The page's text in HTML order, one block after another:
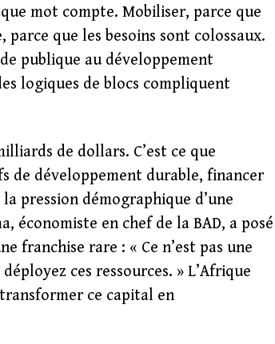
mot compte. Mobiliser, parce que
que les besoins sont colossaux.
publique au développement
logiques de blocs compliquent
de dollars. C’est ce que
de développement durable, financer
pression démographique d’une
économiste en chef de la BAD, a posé
franchise rare : « Ce n’est pas une
ces ressources. » L’Afrique
ce capital en